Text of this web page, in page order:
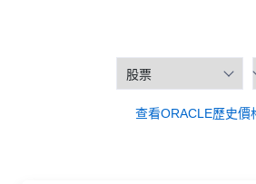
查看ORACLE歷史價